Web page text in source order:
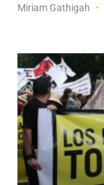
Miriam Gathigah